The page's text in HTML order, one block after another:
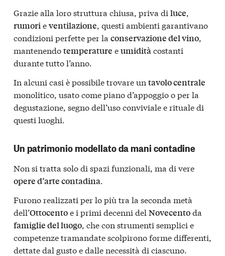
Grazie alla loro struttura chiusa, priva di luce,
rumorieventilazione, questi ambienti garantivano
condizioni perfette per la conservazione del vino,
mantenendotemperature eumiditàcostanti
durante tutto l’anno.
In alcuni casi è possibile trovare un tavolo centrale
monolitico, usato come piano d’appoggio o per la
degustazione, segno dell’uso conviviale e rituale di
questi luoghi.
Un patrimonio modellato da mani contadine
Non si tratta solo di spazi funzionali, ma di vere
opere d’arte contadina.
Furono realizzati per lo più tra la seconda metà
dell’Ottocentoe i primi decenni del Novecentoda
famiglie del luogo , che con strumenti semplici e
competenze tramandate scolpirono forme differenti,
dettate dal gusto e dalle necessità di ciascuno.